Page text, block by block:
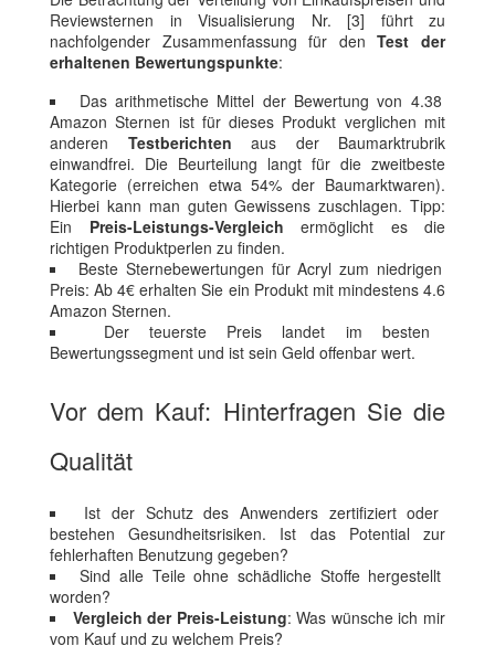
Reviewsternen in Visualisierung Nr. [3] führt zu
nachfolgender Zusammenfassung für denTest der
erhaltenen Bewertungspunkte:
Das arithmetische Mittel der Bewertung von 4.38
Amazon Sternen ist für dieses Produkt verglichen mit
anderen Testberichten aus der Baumarktrubrik
einwandfrei. Die Beurteilung langt für die zweitbeste
Kategorie (erreichen etwa 54% der Baumarktwaren).
Hierbei kann man guten Gewissens zuschlagen. Tipp:
Ein Preis-Leistungs-Vergleich ermöglicht es die
richtigen Produktperlen zu finden.
Beste Sternebewertungen für Acryl zum niedrigen
Preis: Ab 4€ erhalten Sie ein Produkt mit mindestens 4.6
Amazon Sternen.
Der teuerste Preis landet im besten
Bewertungssegment und ist sein Geld offenbar wert.
Vor dem Kauf: Hinterfragen Sie die
Qualität
Ist der Schutz des Anwenders zertifiziert oder
bestehen Gesundheitsrisiken. Ist das Potential zur
fehlerhaften Benutzung gegeben?
Sind alle Teile ohne schädliche Stoffe hergestellt
worden?
Vergleich der Preis-Leistung: Was wünsche ich mir
vom Kauf und zu welchem Preis?